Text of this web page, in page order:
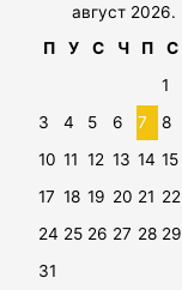
август 2026.
П
У С Ч П С
1
3
4 5 6 7 8
10 11 12 13 14 15
17 18 19 20 21 22
24 25 26 27 28 29
31